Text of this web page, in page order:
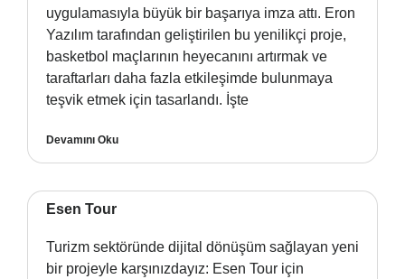
uygulamasıyla büyük bir başarıya imza attı. Eron
Yazılım tarafından geliştirilen bu yenilikçi proje,
basketbol maçlarının heyecanını artırmak ve
taraftarları daha fazla etkileşimde bulunmaya
teşvik etmek için tasarlandı. İşte
Devamını Oku
Esen Tour
Turizm sektöründe dijital dönüşüm sağlayan yeni
bir projeyle karşınızdayız: Esen Tour için